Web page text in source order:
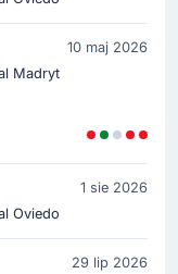
10 maj 2026
Madryt
1 sie 2026
Oviedo
29 lip 2026